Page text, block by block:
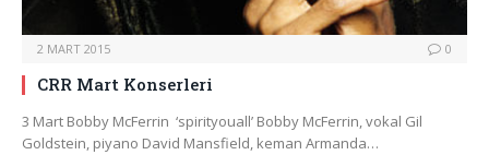
2 MART 2015 0
CRR Mart Konserleri
3 Mart Bobby McFerrin ‘spirityouall’ Bobby McFerrin, vokal Gil
Goldstein, piyano David Mansfield, keman Armanda…